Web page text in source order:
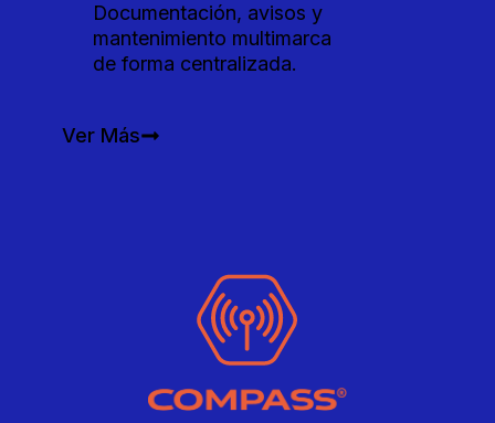
Documentación, avisos y
mantenimiento multimarca
de forma centralizada.
Ver Más